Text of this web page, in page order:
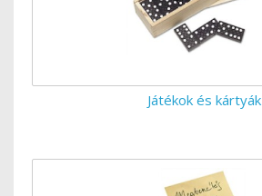
Játékok és kártyák